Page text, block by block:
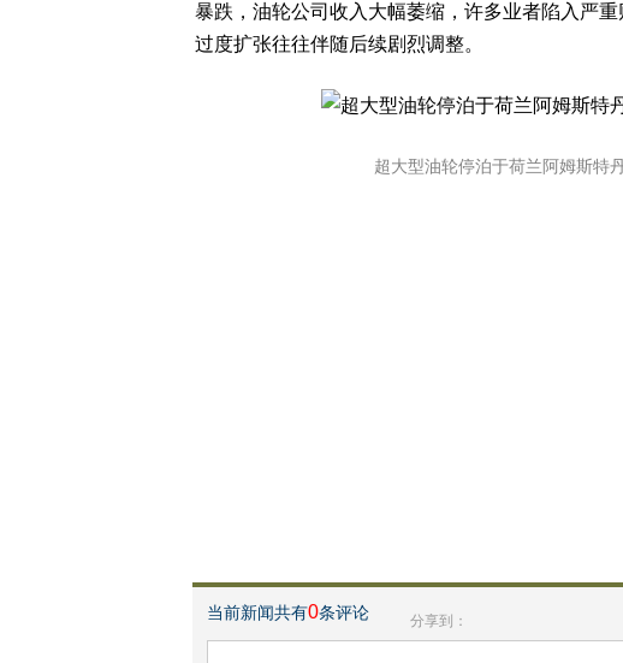
暴跌，油轮公司收入大幅萎缩，许多业者陷入严
过度扩张往往伴随后续剧烈调整。
超大型油轮停泊于荷兰阿姆斯特
当前新闻共有0条评论 分享到：